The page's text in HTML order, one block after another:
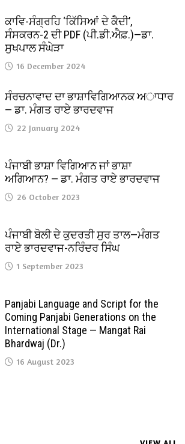
ਕਾਵਿ-ਸੰਗ੍ਰਹਿ ‘ਕਿੱਸਿਆਂ ਦੇ ਕੈਦੀ’,
ਸੰਸਕਰਨ-2 ਦੀ PDF (ਪੀ.ਡੀ.ਐਫ਼.)—ਡਾ.
ਸੁਖਪਾਲ ਸੰਘੇੜਾ
16 December 2024
ਸੰਰਚਨਾਵਾਦ ਦਾ ਭਾਸ਼ਾਵਿਗਿਆਨਕ ਅਾਧਾਰ
— ਡਾ. ਮੰਗਤ ਰਾਏ ਭਾਰਦਵਾਜ
22 January 2024
ਪੰਜਾਬੀ ਭਾਸ਼ਾ ਵਿਗਿਆਨ ਜਾਂ ਭਾਸ਼ਾ
ਅਗਿਆਨ? — ਡਾ. ਮੰਗਤ ਰਾਏ ਭਾਰਦਵਾਜ
26 October 2023
ਪੰਜਾਬੀ ਬੋਲੀ ਦੇ ਕੁਦਰਤੀ ਸੁਰ ਤਾਲ—ਮੰਗਤ
ਰਾਏ ਭਾਰਦਵਾਜ-ਨਰਿੰਦਰ ਸਿੰਘ
1 September 2023
Panjabi Language and Script for the
Coming Panjabi Generations on the
International Stage — Mangat Rai
Bhardwaj (Dr.)
16 August 2023